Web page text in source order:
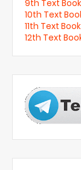
9th Text
10th Text
11th Text
12th Text